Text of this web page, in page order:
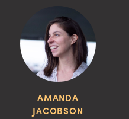
AMANDA
JACOBSON